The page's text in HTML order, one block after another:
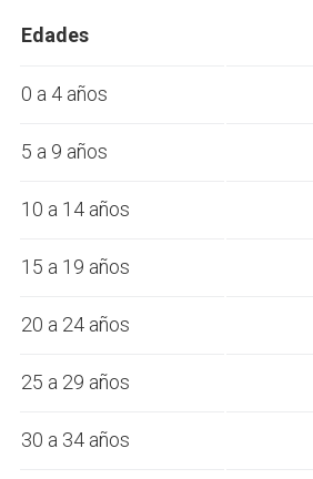
Edades
0 a 4 años
5 a 9 años
10 a 14 años
15 a 19 años
20 a 24 años
25 a 29 años
30 a 34 años